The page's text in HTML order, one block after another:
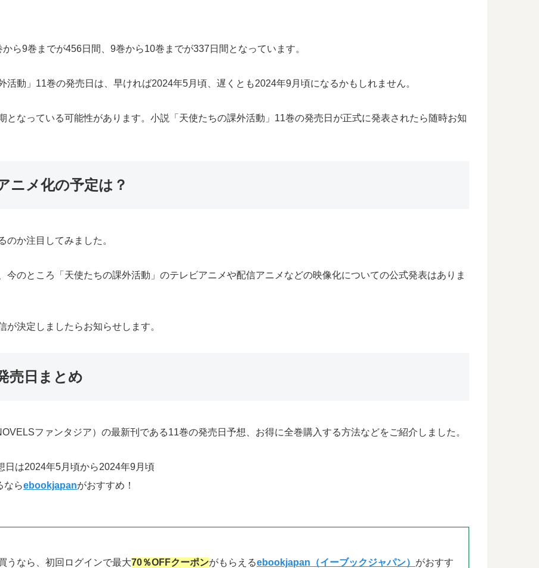
ら9巻までが456日間、9巻から10巻までが337日間となっています。
活動」11巻の発売日は、早ければ2024年5月頃、遅くとも2024年9月頃になるかもしれません。
となっている可能性があります。小説「天使たちの課外活動」11巻の発売日が正式に発表されたら随時お知
ニメ化の予定は？
のか注目してみました。
今のところ「天使たちの課外活動」のテレビアニメや配信アニメなどの映像化についての公式発表はありま
決定しましたらお知らせします。
売日まとめ
ファンタジア）の最新刊である11巻の発売日予想、お得に全巻購入する方法などをご紹介しました。
日は2024年5月頃から2024年9月頃
ならebookjapanがおすすめ！
うなら、初回ログインで最大70％OFFクーポンがもらえるebookjapan（イーブックジャパン） がおすす